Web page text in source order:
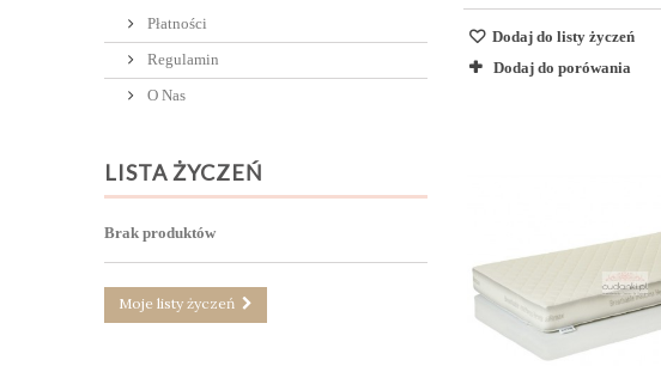
Płatności
Regulamin
O Nas
LISTA ŻYCZEŃ
Brak produktów
Moje listy życzeń
Dodaj do listy życzeń
Dodaj do porówania